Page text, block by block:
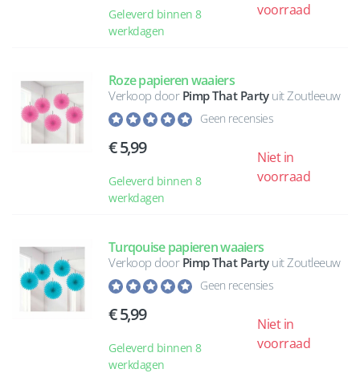
Geleverd binnen 8
werkdagen
voorraad
Roze papieren waaiers
Verkoop door Pimp That Partyuit Zoutleeuw
Geen recensies
5,99
Geleverd binnen 8
werkdagen
Niet in
voorraad
Turqouise papieren waaiers
Verkoop door Pimp That Partyuit Zoutleeuw
Geen recensies
5,99
Geleverd binnen 8
werkdagen
Niet in
voorraad